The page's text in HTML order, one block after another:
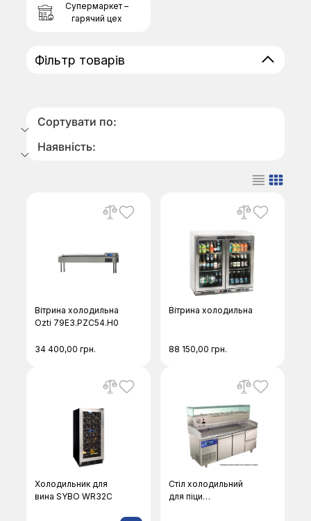
Фільтр товарів
Супермаркет –
гарячий цех
Сортувати по:
Наявність:
Вітрина холодильна
Ozti 79E3.PZC54.H0
34 400,00грн.
Вітрина холодильна
88 150,00грн.
Холодильник для
вина SYBO WR32C
Стіл холодильний
для піци